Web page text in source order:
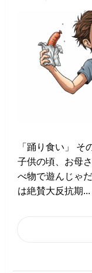
「踊り食い」
子供の頃、お母
べ物で遊んじゃ
は絶賛大反抗期...